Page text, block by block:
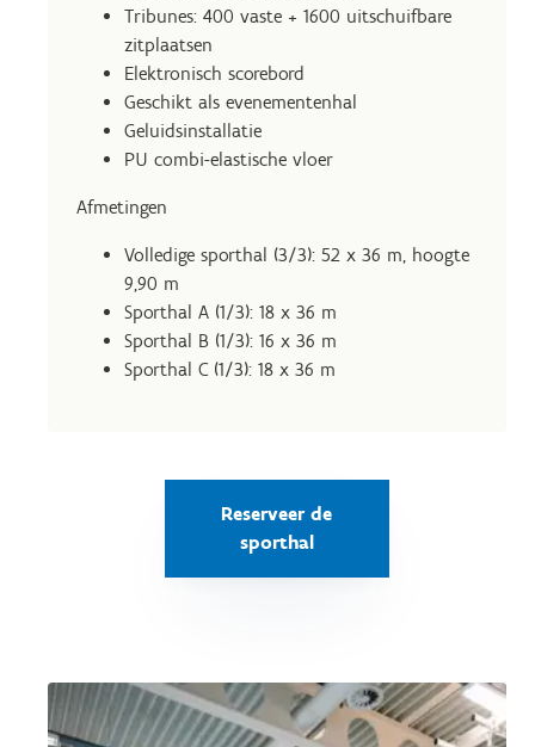
Tribunes: 400 vaste + 1600 uitschuifbare
zitplaatsen
Elektronisch scorebord
Geschikt als evenementenhal
Geluidsinstallatie
PU combi-elastische vloer
Afmetingen
Volledige sporthal (3/3): 52 x 36 m, hoogte
9,90 m
Sporthal A (1/3): 18 x 36 m
Sporthal B (1/3): 16 x 36 m
Sporthal C (1/3): 18 x 36 m
Reserveer de
sporthal